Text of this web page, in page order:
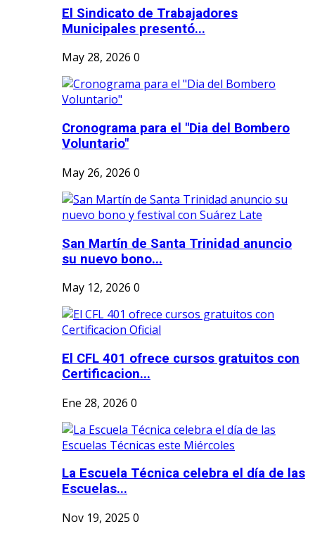
El Sindicato de Trabajadores
Municipales presentó...
May 28, 2026 0
Cronograma para el "Dia del Bombero
Voluntario"
May 26, 2026 0
San Martín de Santa Trinidad anuncio
su nuevo bono...
May 12, 2026 0
El CFL 401 ofrece cursos gratuitos con
Certificacion...
Ene 28, 2026 0
La Escuela Técnica celebra el día de las
Escuelas...
Nov 19, 2025 0